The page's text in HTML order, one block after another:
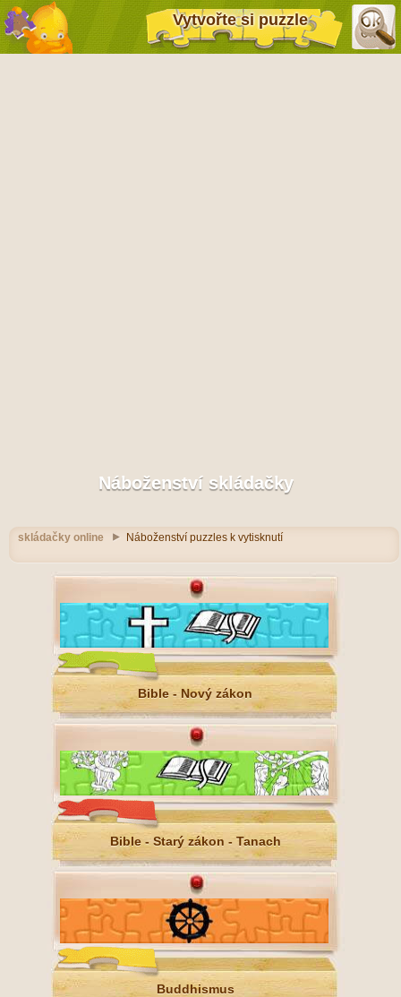
Vytvořte si puzzle
Náboženství skládačky
skládačky online Náboženství puzzles k vytisknutí
Bible - Nový zákon
Bible - Starý zákon - Tanach
Buddhismus